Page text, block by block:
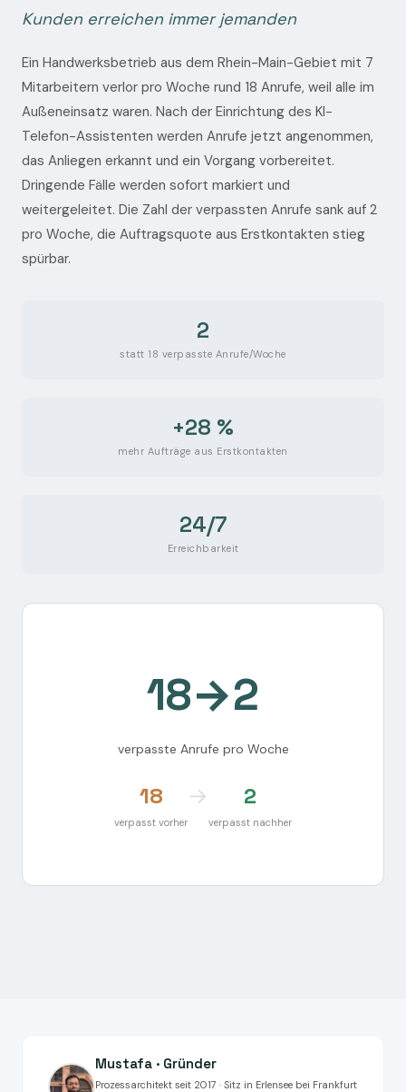
Kunden erreichen immer jemanden
Ein Handwerksbetrieb aus dem Rhein-Main-Gebiet mit 7
Mitarbeitern verlor pro Woche rund 18 Anrufe, weil alle im
Außeneinsatz waren. Nach der Einrichtung des KI-
Telefon-Assistenten werden Anrufe jetzt angenommen,
das Anliegen erkannt und ein Vorgang vorbereitet.
Dringende Fälle werden sofort markiert und
weitergeleitet. Die Zahl der verpassten Anrufe sank auf 2
pro Woche, die Auftragsquote aus Erstkontakten stieg
spürbar.
2
statt 18 verpasste Anrufe/Woche
+28 %
mehr Aufträge aus Erstkontakten
24/7
Erreichbarkeit
18→2
verpasste Anrufe pro Woche
18
verpasst vorher
→ 2
verpasst nachher
Mustafa · Gründer
Prozessarchitekt seit 2017 · Sitz in Erlensee bei Frankfurt